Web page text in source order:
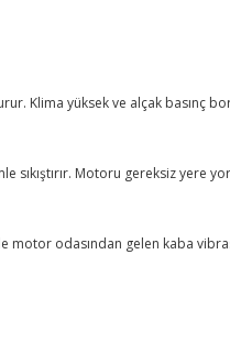
Klima yüksek ve alçak basınç
sıkıştırır. Motoru gereksiz yere
odasından gelen kaba